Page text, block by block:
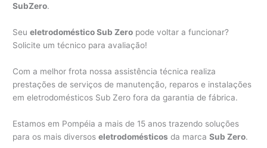
SubZero.
Seueletrodoméstico Sub Zero pode voltar a funcionar?
Solicite um técnico para avaliação!
Com a melhor frota nossa assistência técnica realiza
prestações de serviços de manutenção, reparos e instalações
em eletrodomésticos Sub Zero fora da garantia de fábrica.
Estamos em Pompéia a mais de 15 anos trazendo soluções
para os mais diversoseletrodomésticos da marcaSub Zero.